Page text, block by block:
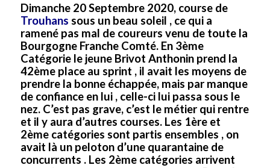
Dimanche 20 Septembre 2020, course de
Trouhans sous un beau soleil , ce qui a
ramené pas mal de coureurs venu de toute la
Bourgogne Franche Comté. En 3ème
Catégorie le jeune Brivot Anthonin prend la
42ème place au sprint , il avait les moyens de
prendre la bonne échappée, mais par manque
de confiance en lui , celle-ci lui passa sous le
nez. C’est pas grave, c’est le métier qui rentre
et il y aura d’autres courses. Les 1ère et
2ème catégories sont partis ensembles , on
avait là un peloton d’une quarantaine de
concurrents . Les 2ème catégories arrivent